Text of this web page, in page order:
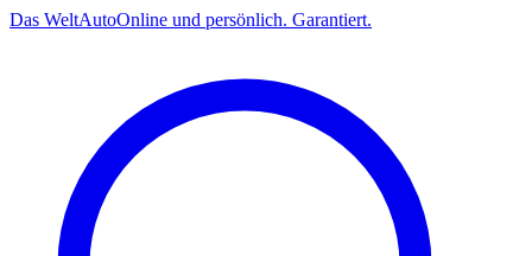
Das WeltAutoOnline und persönlich. Garantiert.